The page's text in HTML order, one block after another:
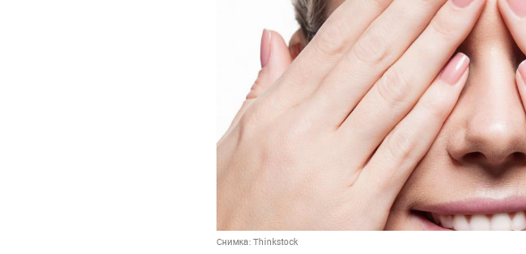
Снимка: Thinkstock